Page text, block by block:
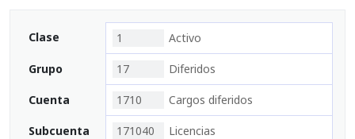
Clase 1 Activo
Grupo 17 Diferidos
Cuenta 1710 Cargos diferidos
Subcuenta 171040 Licencias